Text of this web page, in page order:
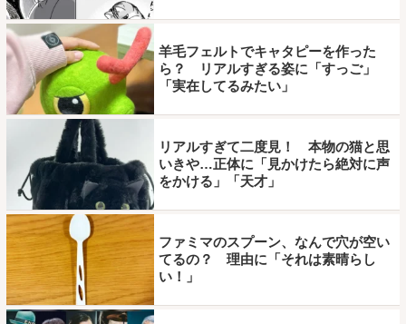
羊毛フェルトでキャタピーを作った
ら？ リアルすぎる姿に「すっご」
「実在してるみたい」
リアルすぎて二度見！ 本物の猫と思
いきや…正体に「見かけたら絶対に声
をかける」「天才」
ファミマのスプーン、なんで穴が空い
てるの？ 理由に「それは素晴らし
い！」